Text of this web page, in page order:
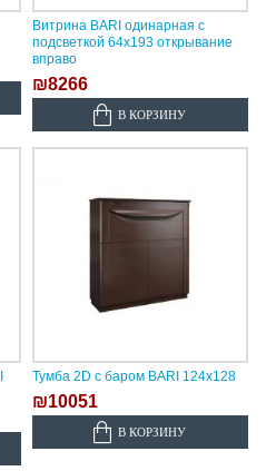
Витрина BARI одинарная с
подсветкой 64х193 открывание
вправо
₪8266
В КОРЗИНУ
Тумба 2D с баром BARI 124х128
₪10051
В КОРЗИНУ